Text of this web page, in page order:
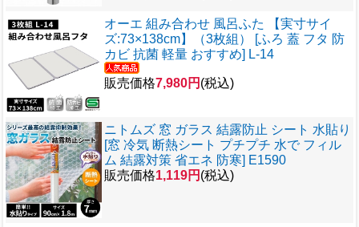
オーエ 組み合わせ 風呂ふた 【実寸サイ
ズ:73×138cm】（3枚組） [ふろ 蓋 フタ 防
カビ 抗菌 軽量 おすすめ] L-14
販売価格7,980円 (税込)
ニトムズ 窓 ガラス 結露防止 シート 水貼り
[窓 冷気 断熱シート プチプチ 水で フィル
ム 結露対策 省エネ 防寒] E1590
販売価格1,119円 (税込)